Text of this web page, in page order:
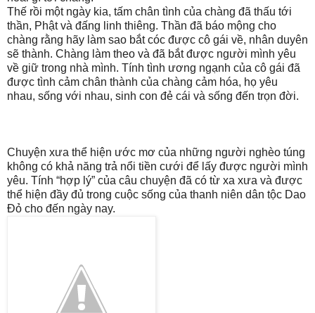
Thế rồi một ngày kia, tấm chân tình của chàng đã thấu tới
thần, Phật và đấng linh thiêng. Thần đã báo mộng cho
chàng rằng hãy làm sao bắt cóc được cô gái về, nhân duyên
sẽ thành. Chàng làm theo và đã bắt được người mình yêu
về giữ trong nhà mình. Tính tình ương ngạnh của cô gái đã
được tình cảm chân thành của chàng cảm hóa, họ yêu
nhau, sống với nhau, sinh con đẻ cái và sống đến trọn đời.
Chuyện xưa thể hiện ước mơ của những người nghèo túng
không có khả năng trả nổi tiền cưới để lấy được người mình
yêu. Tính “hợp lý” của câu chuyện đã có từ xa xưa và được
thể hiện đầy đủ trong cuộc sống của thanh niên dân tộc Dao
Đỏ cho đến ngày nay.